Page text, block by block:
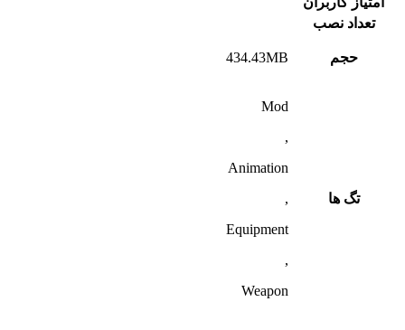
تعداد نصب
حجم 434.43MB
تگ ها
Mod
,
Animation
,
Equipment
,
Weapon